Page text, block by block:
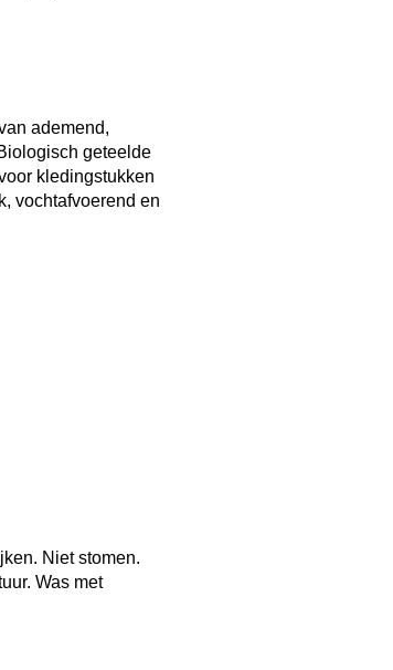
ademend,
geteelde
kledingstukken
vochtafvoerend en
Niet stomen.
Was met